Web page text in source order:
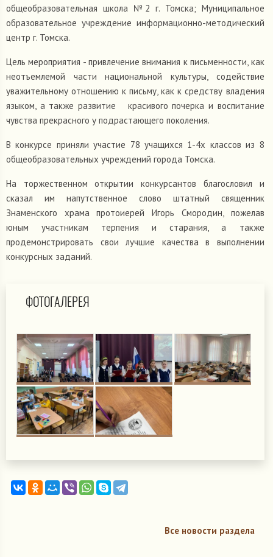
общеобразовательная школа №2 г. Томска; Муниципальное
образовательное учреждение информационно-методический
центр г. Томска.
Цель мероприятия - привлечение внимания к письменности, как
неотъемлемой части национальной культуры, содействие
уважительному отношению к письму, как к средству владения
языком, а также развитие красивого почерка и воспитание
чувства прекрасного у подрастающего поколения.
В конкурсе приняли участие 78 учащихся 1-4х классов из 8
общеобразовательных учреждений города Томска.
На торжественном открытии конкурсантов благословил и
сказал им напутственное слово штатный священник
Знаменского храма протоиерей Игорь Смородин, пожелав
юным участникам терпения и старания, а также
продемонстрировать свои лучшие качества в выполнении
конкурсных заданий.
ФОТОГАЛЕРЕЯ
Все новости раздела